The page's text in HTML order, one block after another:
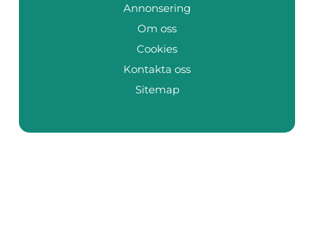
Annonsering
Om oss
Cookies
Kontakta oss
Sitemap